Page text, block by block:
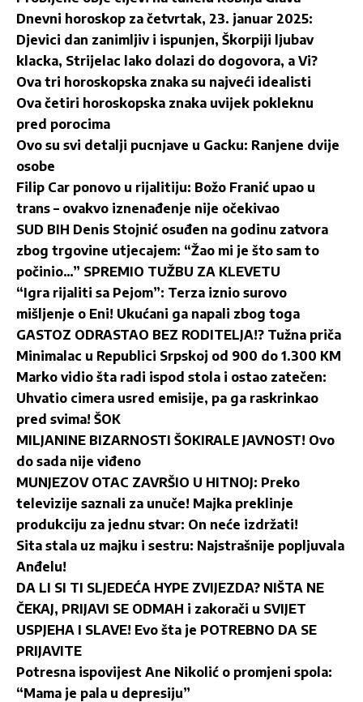
Dnevni horoskop za četvrtak, 23. januar 2025:
Djevici dan zanimljiv i ispunjen, Škorpiji ljubav
klacka, Strijelac lako dolazi do dogovora, a Vi?
Ova tri horoskopska znaka su najveći idealisti
Ova četiri horoskopska znaka uvijek pokleknu
pred porocima
Ovo su svi detalji pucnjave u Gacku: Ranjene dvije
osobe
Filip Car ponovo u rijalitiju: Božo Franić upao u
trans – ovakvo iznenađenje nije očekivao
SUD BIH Denis Stojnić osuđen na godinu zatvora
zbog trgovine utjecajem: “Žao mi je što sam to
počinio…” SPREMIO TUŽBU ZA KLEVETU
“Igra rijaliti sa Pejom”: Terza iznio surovo
mišljenje o Eni! Ukućani ga napali zbog toga
GASTOZ ODRASTAO BEZ RODITELJA!? Tužna priča
Minimalac u Republici Srpskoj od 900 do 1.300 KM
Marko vidio šta radi ispod stola i ostao zatečen:
Uhvatio cimera usred emisije, pa ga raskrinkao
pred svima! ŠOK
MILJANINE BIZARNOSTI ŠOKIRALE JAVNOST! Ovo
do sada nije viđeno
MUNJEZOV OTAC ZAVRŠIO U HITNOJ: Preko
televizije saznali za unuče! Majka preklinje
produkciju za jednu stvar: On neće izdržati!
Sita stala uz majku i sestru: Najstrašnije popljuvala
Anđelu!
DA LI SI TI SLJEDEĆA HYPE ZVIJEZDA? NIŠTA NE
ČEKAJ, PRIJAVI SE ODMAH i zakorači u SVIJET
USPJEHA I SLAVE! Evo šta je POTREBNO DA SE
PRIJAVITE
Potresna ispovijest Ane Nikolić o promjeni spola:
“Mama je pala u depresiju”